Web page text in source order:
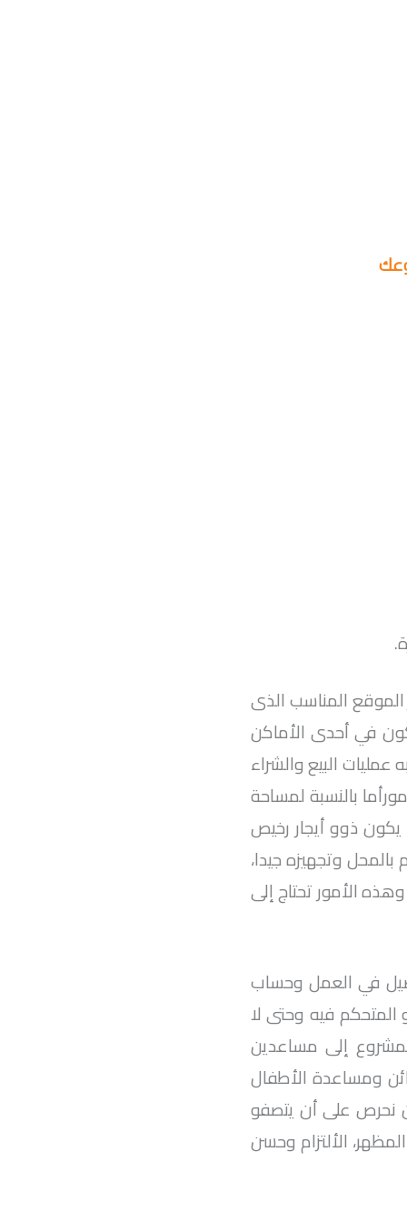
المناسب الذى
في أحدى الأماكن
البيع والشراء
بالنسبة لمساحة
ذوو أيجار رخيص
متر مربع، يجب الأهتمام بالمحل وتجهيزه جيدا،
الأمور تحتاج إلى
في العمل وحساب
فيه وحتى لا
إلى مساعدين
ومساعدة الأطفال
نحرص على أن يتصفو
الألتزام وحسن